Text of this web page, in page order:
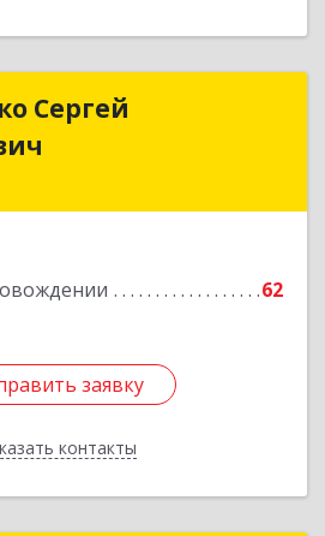
Сергей
62
заявку
контакты
Колиденко Сергей
заявку
Назад